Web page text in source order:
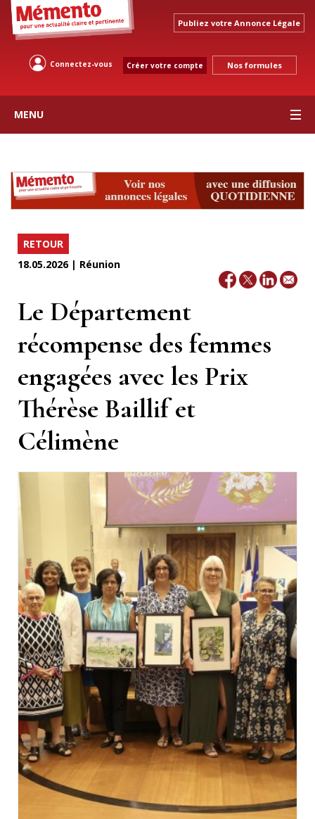
Publiez votre Annonce Légale
Connectez-vous Créer votre compte Nos formules
MENU
RETOUR
18.05.2026 | Réunion
Le Département
récompense des femmes
engagées avec les Prix
Thérèse Baillif et
Célimène